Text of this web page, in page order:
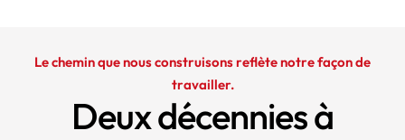
Le chemin que nous construisons reflète notre façon de
travailler.
Deux décennies à